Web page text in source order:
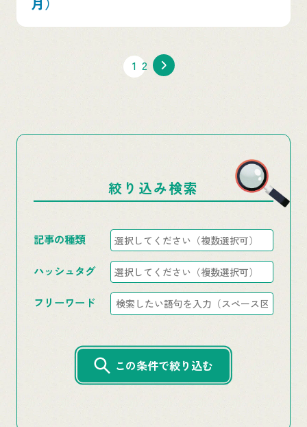
1 2
絞り込み検索
記事の種類
ハッシュタグ
フリーワード
この条件で絞り込む